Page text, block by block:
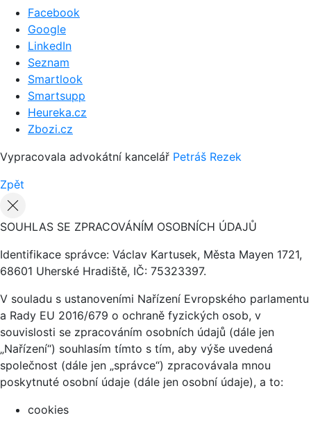
Facebook
Google
LinkedIn
Seznam
Smartlook
Smartsupp
Heureka.cz
Zbozi.cz
Vypracovala advokátní kancelář Petráš Rezek
Zpět
SOUHLAS SE ZPRACOVÁNÍM OSOBNÍCH ÚDAJŮ
Identifikace správce: Václav Kartusek, Města Mayen 1721,
68601 Uherské Hradiště, IČ: 75323397.
V souladu s ustanoveními Nařízení Evropského parlamentu
a Rady EU 2016/679 o ochraně fyzických osob, v
souvislosti se zpracováním osobních údajů (dále jen
„Nařízení“) souhlasím tímto s tím, aby výše uvedená
společnost (dále jen „správce“) zpracovávala mnou
poskytnuté osobní údaje (dále jen osobní údaje), a to:
cookies